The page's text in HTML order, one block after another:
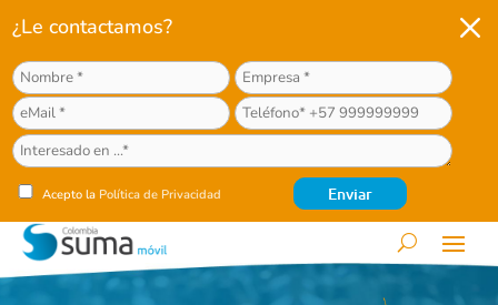
¿Le contactamos?
Acepto la Política de Privacidad
M